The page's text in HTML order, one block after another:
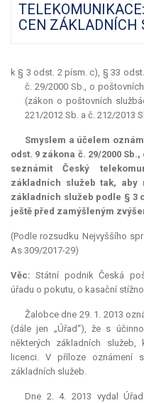
CEN ZÁKLADNÍCH
k § 3 odst. 2 písm. c), § 33
č. 29/2000 Sb., o
(zákon o poštovních
221/2012 Sb. a č. 212/2013
Smyslem a účelem
odst. 9 zákona č. 29/2000
seznámit Český
základních služeb tak, aby
základních služeb podle § 3
ještě před zamýšleným
(Podle rozsudku Nejvyššího
As 309/2017-29)
Věc: Státní podnik Česká
úřadu o pokutu, o kasační
Žalobce dne 29. 1. 2013
(dále jen „Úřad“), že s
některých základních
licenci. V příloze oznámení
základních služeb.
Dne 2. 4. 2013 vydal